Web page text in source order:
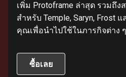
เพิ่ม Protoframe ล่าสุด รวมถึง
สำหรับ Temple, Saryn, Frost
คุณเพื่อนำไปใช้ในภารกิจต่าง
ซื้อเลย